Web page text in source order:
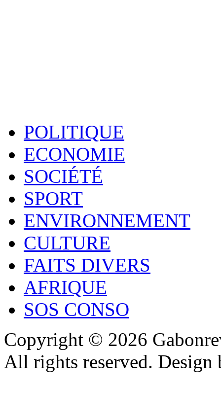
POLITIQUE
ECONOMIE
SOCIÉTÉ
SPORT
ENVIRONNEMENT
CULTURE
FAITS DIVERS
AFRIQUE
SOS CONSO
Copyright © 2026
All rights reserved.